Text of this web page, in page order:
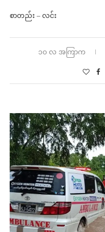
စာတည်း – လင်း
၁၀ လ အကြာက